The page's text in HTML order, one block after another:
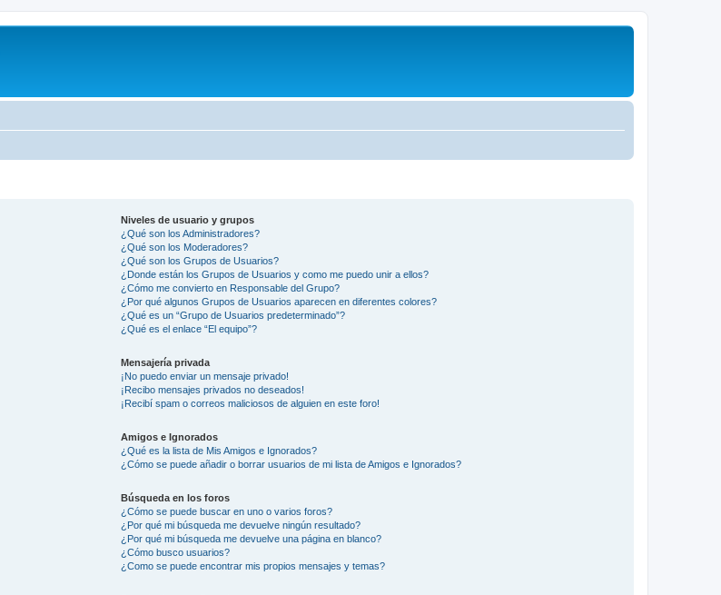
Niveles de usuario y grupos
¿Qué son los Administradores?
¿Qué son los Moderadores?
¿Qué son los Grupos de Usuarios?
¿Donde están los Grupos de Usuarios y como me puedo unir a ellos?
¿Cómo me convierto en Responsable del Grupo?
¿Por qué algunos Grupos de Usuarios aparecen en diferentes colores?
¿Qué es un “Grupo de Usuarios predeterminado”?
¿Qué es el enlace “El equipo”?
Mensajería privada
¡No puedo enviar un mensaje privado!
¡Recibo mensajes privados no deseados!
¡Recibí spam o correos maliciosos de alguien en este foro!
Amigos e Ignorados
¿Qué es la lista de Mis Amigos e Ignorados?
¿Cómo se puede añadir o borrar usuarios de mi lista de Amigos e Ignorados?
Búsqueda en los foros
¿Cómo se puede buscar en uno o varios foros?
¿Por qué mi búsqueda me devuelve ningún resultado?
¿Por qué mi búsqueda me devuelve una página en blanco?
¿Cómo busco usuarios?
¿Como se puede encontrar mis propios mensajes y temas?